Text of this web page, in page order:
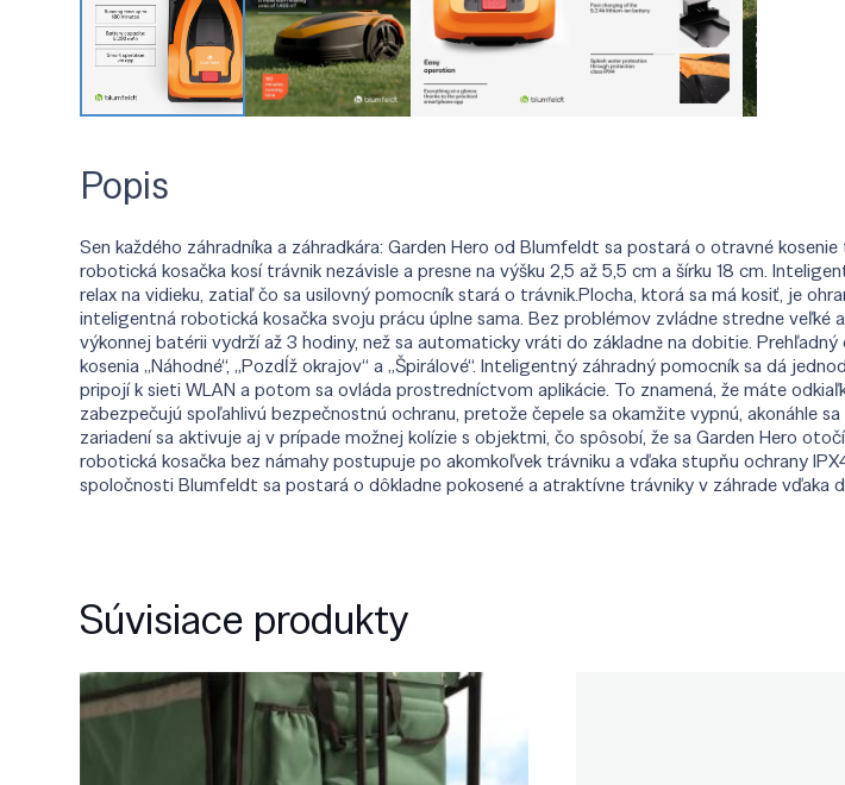
Popis
Sen každého záhradníka a záhradkára: Garden Hero od Blumfeldt sa postará o otravné
robotická kosačka kosí trávnik nezávisle a presne na výšku 2,5 až 5,5 cm a šírku 18 cm.
relax na vidieku, zatiaľ čo sa usilovný pomocník stará o trávnik.Plocha, ktorá sa má kosiť, je
inteligentná robotická kosačka svoju prácu úplne sama. Bez problémov zvládne stredne veľké
výkonnej batérii vydrží až 3 hodiny, než sa automaticky vráti do základne na dobitie.
kosenia „Náhodné“, „Pozdĺž okrajov“ a „Špirálové“. Inteligentný záhradný pomocník sa dá
pripojí k sieti WLAN a potom sa ovláda prostredníctvom aplikácie. To znamená, že máte
zabezpečujú spoľahlivú bezpečnostnú ochranu, pretože čepele sa okamžite vypnú, akonáhle
zariadení sa aktivuje aj v prípade možnej kolízie s objektmi, čo spôsobí, že sa Garden Hero
robotická kosačka bez námahy postupuje po akomkoľvek trávniku a vďaka stupňu ochrany
spoločnosti Blumfeldt sa postará o dôkladne pokosené a atraktívne trávniky v záhrade vďaka
Súvisiace produkty